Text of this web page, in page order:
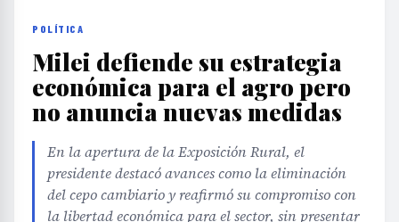
POLÍTICA
Milei defiende su estrategia
económica para el agro pero
no anuncia nuevas medidas
En la apertura de la Exposición Rural, el
presidente destacó avances como la eliminación
del cepo cambiario y reafirmó su compromiso con
la libertad económica para el sector, sin presentar